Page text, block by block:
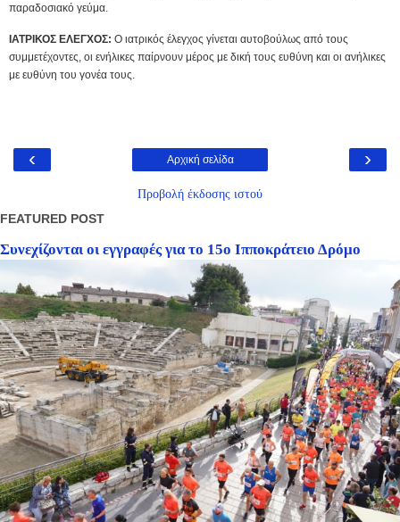
παραδοσιακό γεύμα.
ΙΑΤΡΙΚΟΣ ΕΛΕΓΧΟΣ: O ιατρικός έλεγχος γίνεται αυτοβούλως από τους
συμμετέχοντες, οι ενήλικες παίρνουν μέρος με δική τους ευθύνη και οι ανήλικες
με ευθύνη του γονέα τους.
‹ ›
Αρχική σελίδα
Προβολή έκδοσης ιστού
FEATURED POST
Συνεχίζονται οι εγγραφές για το 15ο Ιπποκράτειο Δρόμο